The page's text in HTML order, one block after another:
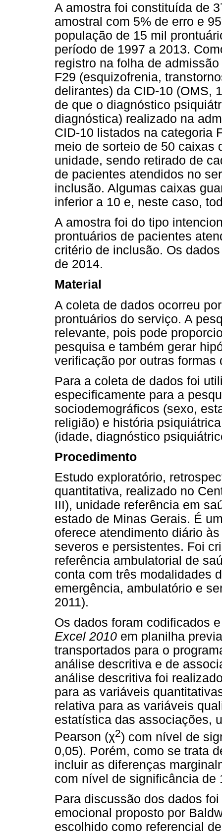
A amostra foi constituída de
amostral com 5% de erro e
população de 15 mil
período de 1997 a 2013.
registro na folha de
F29 (esquizofrenia,
delirantes) da CID-10 (OMS,
de que o diagnóstico
diagnóstica) realizado na
CID-10 listados na categoria
meio de sorteio de 50 caixas
unidade, sendo retirado de
de pacientes atendidos no
inclusão. Algumas caixas
inferior a 10 e, neste caso,
A amostra foi do tipo
prontuários de pacientes
critério de inclusão. Os
de 2014.
Material
A coleta de dados ocorreu
prontuários do serviço. A
relevante, pois pode
pesquisa e também gerar
verificação por outras formas
Para a coleta de dados foi
especificamente para a
sociodemográficos (sexo,
religião) e história
(idade, diagnóstico
Procedimento
Estudo exploratório,
quantitativa, realizado no
III), unidade referência em
estado de Minas Gerais. É
oferece atendimento diário
severos e persistentes. Foi
referência ambulatorial de
conta com três modalidades
emergência, ambulatório e
2011).
Os dados foram codificados
Excel 2010 em planilha
transportados para o
análise descritiva e de
análise descritiva foi
para as variáveis
relativa para as variáveis
estatística das associações,
Pearson (χ2) com nível de
0,05). Porém, como se trata
incluir as diferenças
com nível de significância de
Para discussão dos dados
emocional proposto por
escolhido como referencial